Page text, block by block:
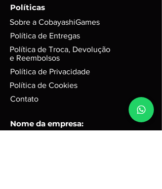
selo de garantia intacto;
Alguns produtos podem possui
riscos e sinais do tempo, mas
jogos em disco, podem possuir
performance do jogo.
Caixas e Embalagens:
Podem possuir pequenas avarias,
que não irão afetar a integridade
Políticas
Sobre a CobayashiGames
Política de Entregas
Política de Troca, Devolução
e Reembolsos
Política de Privacidade
Política de Cookies
Contato
Nome da empresa: